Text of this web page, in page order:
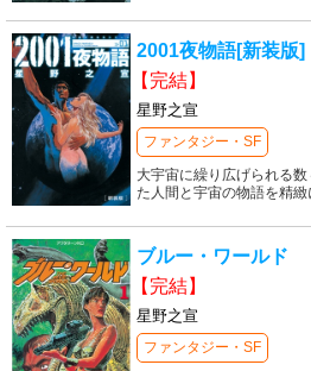
2001夜物語[新装版]
【完結】
星野之宣
ファンタジー・SF
大宇宙に繰り広げられる
た人間と宇宙の物語を精
ブルー・ワールド
【完結】
星野之宣
ファンタジー・SF